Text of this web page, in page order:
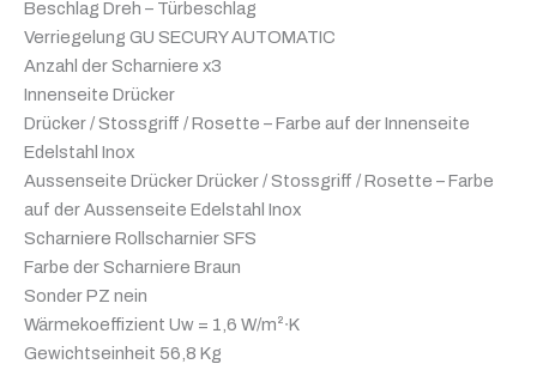
Beschlag Dreh – Türbeschlag
Verriegelung GU SECURY AUTOMATIC
Anzahl der Scharniere x3
Innenseite Drücker
Drücker / Stossgriff / Rosette – Farbe auf der Innenseite
Edelstahl Inox
Aussenseite Drücker Drücker / Stossgriff / Rosette – Farbe
auf der Aussenseite Edelstahl Inox
Scharniere Rollscharnier SFS
Farbe der Scharniere Braun
Sonder PZ nein
Wärmekoeffizient Uw = 1,6 W/m²∙K
Gewichtseinheit 56,8 Kg